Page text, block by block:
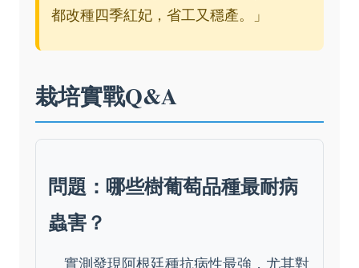
都改種四季紅妃，省工又穩產。」
栽培實戰Q&A
問題：哪些樹葡萄品種最耐病
蟲害？
實測發現阿根廷種抗病性最強，尤其對